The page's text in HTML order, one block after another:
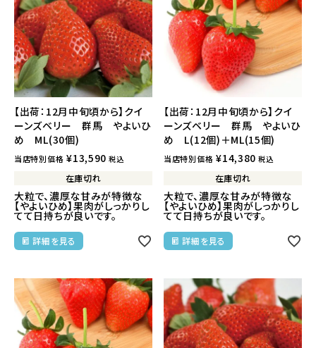
【出荷：12月中旬頃から】クイ
ーンズベリー 群馬 やよいひ
め ML(30個)
当店特別価格 ¥13,590 税込
在庫切れ
大粒で、濃厚な甘みが特徴な
【やよいひめ】果肉がしっかりし
てて日持ちが良いです。
詳細を見る
【出荷：12月中旬頃から】クイ
ーンズベリー 群馬 やよいひ
め L(12個)＋ML(15個)
当店特別価格 ¥14,380 税込
在庫切れ
大粒で、濃厚な甘みが特徴な
【やよいひめ】果肉がしっかりし
てて日持ちが良いです。
詳細を見る